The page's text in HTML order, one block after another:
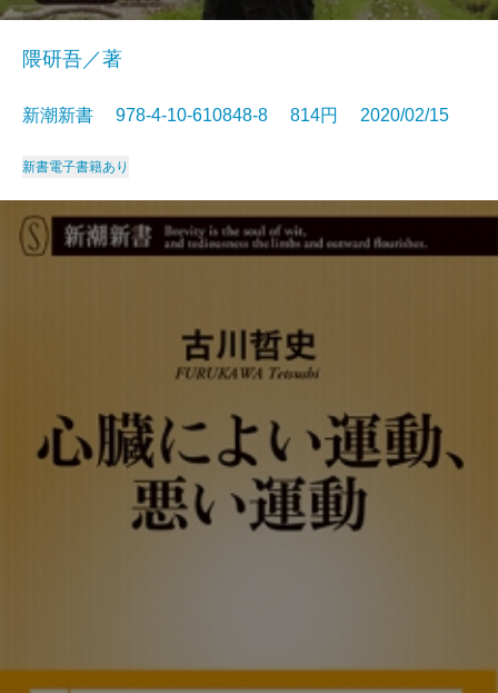
隈研吾／著
新潮新書 978-4-10-610848-8 814円 2020/02/15
新書電子書籍あり